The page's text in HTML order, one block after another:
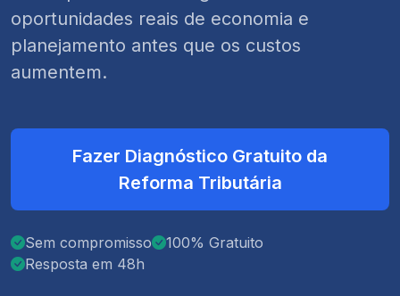
oportunidades reais de economia e
planejamento antes que os custos
aumentem.
Fazer Diagnóstico Gratuito da
Reforma Tributária
Sem compromisso
100% Gratuito
Resposta em 48h